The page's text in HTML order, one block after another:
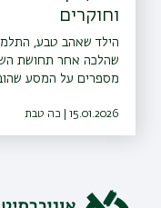
וחוקרים
הילד שאהב טבע,
שהלכה אחר תחושת
מספרים על המסע
15.01.2026 | כה טבת